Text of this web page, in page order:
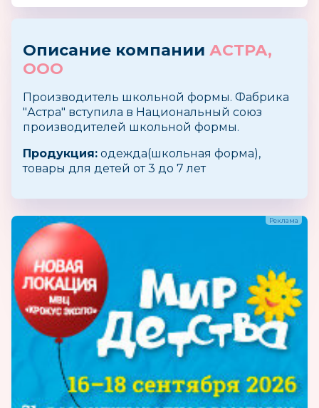
Описание компании АСТРА,
ООО
Производитель школьной формы. Фабрика
"Астра" вступила в Национальный союз
производителей школьной формы.
Продукция: одежда(школьная форма),
товары для детей от 3 до 7 лет